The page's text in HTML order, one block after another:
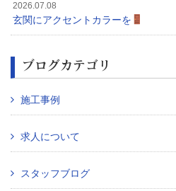
2026.07.08
玄関にアクセントカラーを
ブログカテゴリ
施工事例
求人について
スタッフブログ